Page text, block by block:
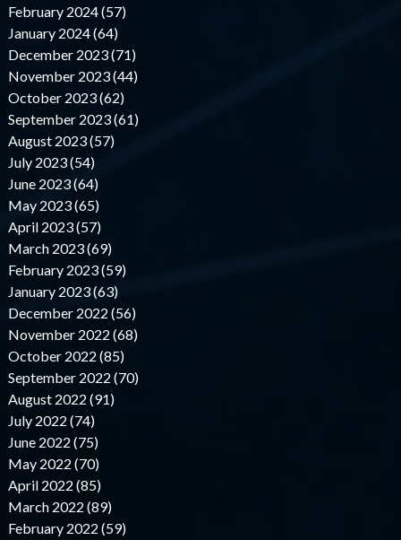
February 2024 (57)
January 2024 (64)
December 2023 (71)
November 2023 (44)
October 2023 (62)
September 2023 (61)
August 2023 (57)
July 2023 (54)
June 2023 (64)
May 2023 (65)
April 2023 (57)
March 2023 (69)
February 2023 (59)
January 2023 (63)
December 2022 (56)
November 2022 (68)
October 2022 (85)
September 2022 (70)
August 2022 (91)
July 2022 (74)
June 2022 (75)
May 2022 (70)
April 2022 (85)
March 2022 (89)
February 2022 (59)